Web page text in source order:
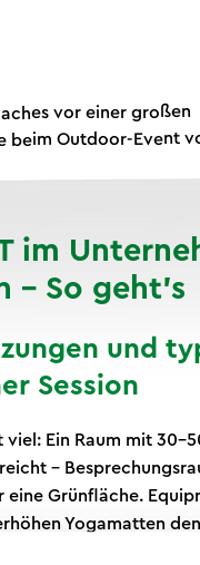
im
– So geht's
und
Session
viel: Ein Raum mit
–
eine Grünfläche.
Yogamatten
Gruppengröße: 8–20